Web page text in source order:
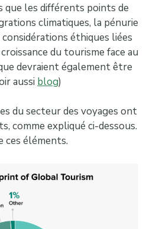
que les différents points de
climatiques, la pénurie
éthiques liées
du tourisme face au
devraient également être
aussi blog)
du secteur des voyages ont
comme expliqué ci-dessous.
ces éléments.